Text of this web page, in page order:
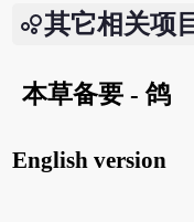
其它相关项
本草备要 - 鸽
English version